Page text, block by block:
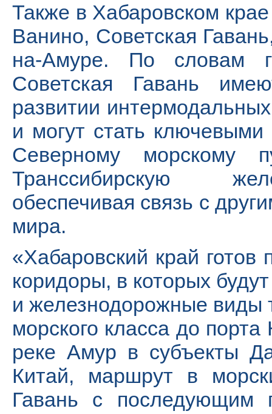
Также в Хабаровском
Ванино, Советская
на-Амуре. По словам
Советская Гавань
развитии
и могут стать ключевыми
Северному морскому
Транссибирскую
обеспечивая связь с
мира.
«Хабаровский край
коридоры, в которых
и железнодорожные виды
морского класса до
реке Амур в субъекты
Китай, маршрут в
Гавань с последующим